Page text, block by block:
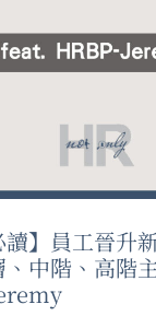
讀】員工晉升
中階、高階